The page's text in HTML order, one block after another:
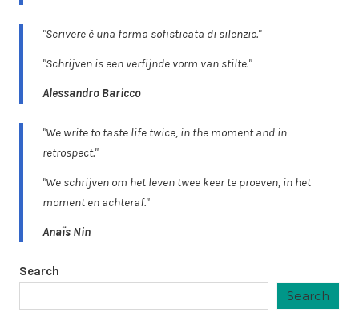
"Scrivere è una forma sofisticata di silenzio."
"Schrijven is een verfijnde vorm van stilte."
Alessandro Baricco
"We write to taste life twice, in the moment and in
retrospect."
"We schrijven om het leven twee keer te proeven, in het
moment en achteraf."
Anaïs Nin
Search
Search